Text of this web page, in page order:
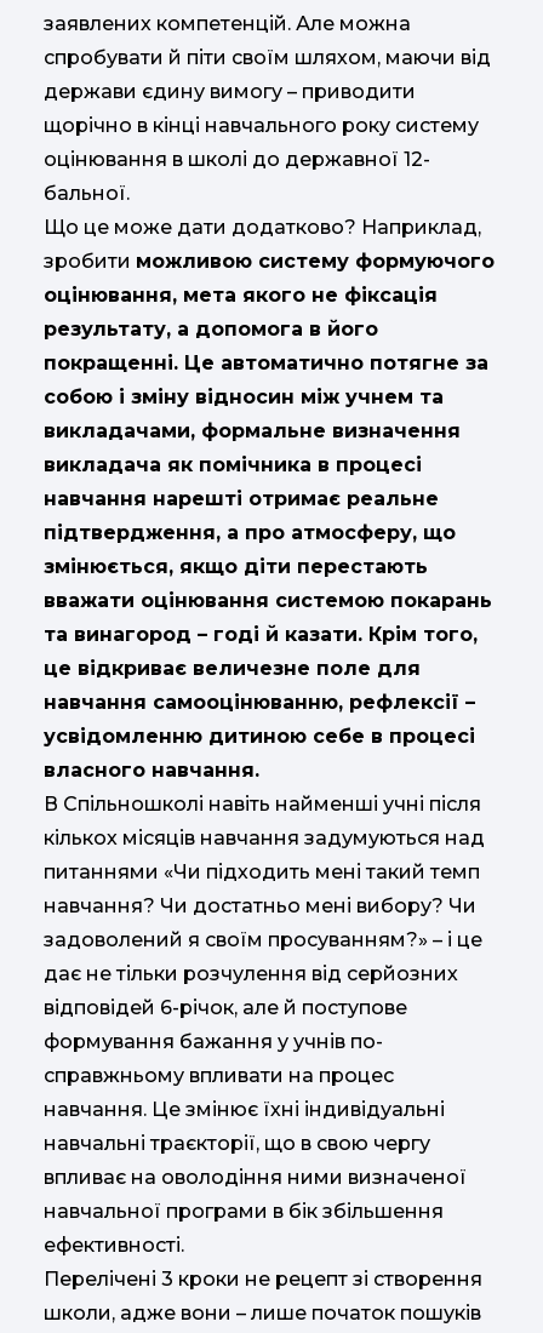
заявлених компетенцій. Але можна
спробувати й піти своїм шляхом, маючи від
держави єдину вимогу – приводити
щорічно в кінці навчального року систему
оцінювання в школі до державної 12-
бальної.
Що це може дати додатково? Наприклад,
зробити можливою систему формуючого
оцінювання, мета якого не фіксація
результату, а допомога в його
покращенні. Це автоматично потягне за
собою і зміну відносин між учнем та
викладачами, формальне визначення
викладача як помічника в процесі
навчання нарешті отримає реальне
підтвердження, а про атмосферу, що
змінюється, якщо діти перестають
вважати оцінювання системою покарань
та винагород – годі й казати. Крім того,
це відкриває величезне поле для
навчання самооцінюванню, рефлексії –
усвідомленню дитиною себе в процесі
власного навчання.
В Спільношколі навіть найменші учні після
кількох місяців навчання задумуються над
питаннями «Чи підходить мені такий темп
навчання? Чи достатньо мені вибору? Чи
задоволений я своїм просуванням?» – і це
дає не тільки розчулення від серйозних
відповідей 6-річок, але й поступове
формування бажання у учнів по-
справжньому впливати на процес
навчання. Це змінює їхні індивідуальні
навчальні траєкторії, що в свою чергу
впливає на оволодіння ними визначеної
навчальної програми в бік збільшення
ефективності.
Перелічені 3 кроки не рецепт зі створення
школи, адже вони – лише початок пошуків